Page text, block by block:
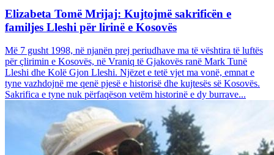
Elizabeta Tomë Mrijaj: Kujtojmë sakrificën e
familjes Lleshi për lirinë e Kosovës
Më 7 gusht 1998, në njanën prej periudhave ma të vështira të luftës
për çlirimin e Kosovës, në Vraniq të Gjakovës ranë Mark Tunë
Lleshi dhe Kolë Gjon Lleshi. Njëzet e tetë vjet ma vonë, emnat e
tyne vazhdojnë me qenë pjesë e historisë dhe kujtesës së Kosovës.
Sakrifica e tyne nuk përfaqëson vetëm historinë e dy burrave...